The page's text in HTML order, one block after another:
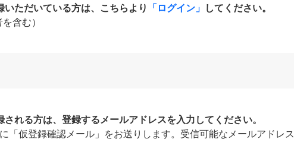
ただいている方は、こちらより 「ログイン」 してください。
含む）
れる方は、登録するメールアドレスを入力してください。
「仮登録確認メール」をお送りします。受信可能なメールアドレス